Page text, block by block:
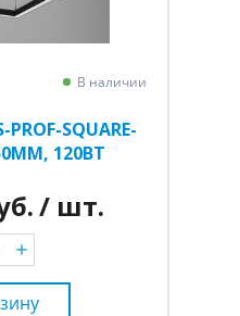
В наличии
SQUARE-
120ВТ
/ шт.